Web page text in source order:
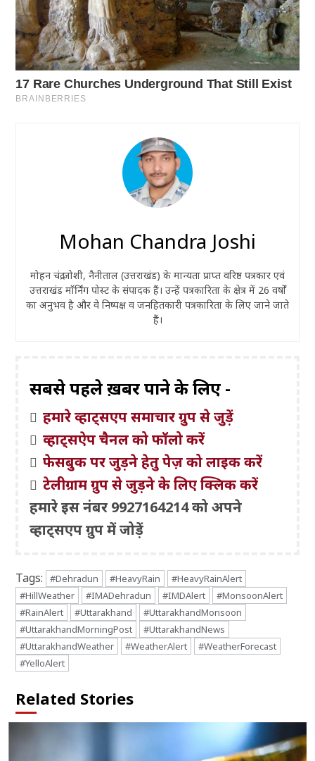
Mohan Chandra Joshi
मोहन चंद्र जोशी, नैनीताल (उत्तराखंड) के मान्यता प्राप्त वरिष्ठ पत्रकार एवं
उत्तराखंड मॉर्निंग पोस्ट के संपादक हैं। उन्हें पत्रकारिता के क्षेत्र में 26 वर्षों
का अनुभव है और वे निष्पक्ष व जनहितकारी पत्रकारिता के लिए जाने जाते
हैं।
सबसे पहले ख़बरें पाने के लिए -
हमारे व्हाट्सएप समाचार ग्रुप से जुड़ें
व्हाट्सऐप चैनल को फॉलो करें
फेसबुक पर जुड़ने हेतु पेज़ को लाइक करें
टेलीग्राम ग्रुप से जुड़ने के लिए क्लिक करें
हमारे इस नंबर 9927164214 को अपने
व्हाट्सएप ग्रुप में जोड़ें
Tags: #Dehradun #HeavyRain
#HeavyRainAlert
#HillWeather
#IMADehradun #IMDAlert
#MonsoonAlert
#RainAlert
#Uttarakhand
#UttarakhandMonsoon
#UttarakhandMorningPost
#UttarakhandNews
#UttarakhandWeather
#WeatherAlert
#WeatherForecast
#YelloAlert
Related Stories